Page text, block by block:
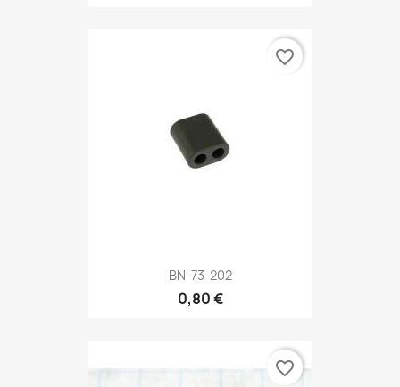
BN-73-202
0,80 €
favorite_border
favorite_border